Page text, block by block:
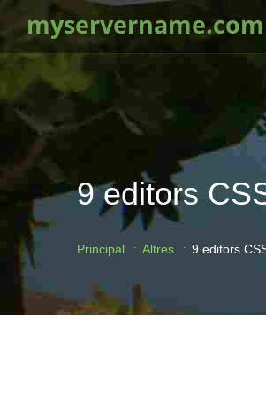
myservername.com
9 editors
Principal Altres 9 editors